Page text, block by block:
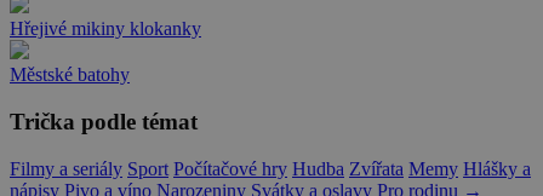
Hřejivé mikiny klokanky
Městské batohy
Trička podle témat
Filmy a seriály Sport Počítačové hry Hudba Zvířata Memy Hlášky a
nápisy Pivo a víno Narozeniny Svátky a oslavy Pro rodinu →